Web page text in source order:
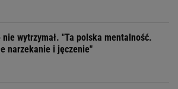
nie wytrzymał. "Ta polska mentalność.
narzekanie i jęczenie"